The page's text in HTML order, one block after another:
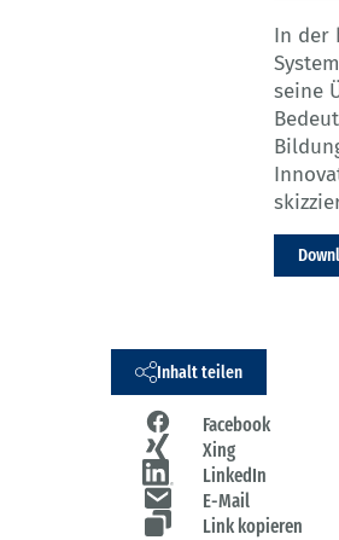
In der
seine
Inhalt teilen
Facebook
Xing
LinkedIn
E-Mail
Link kopieren